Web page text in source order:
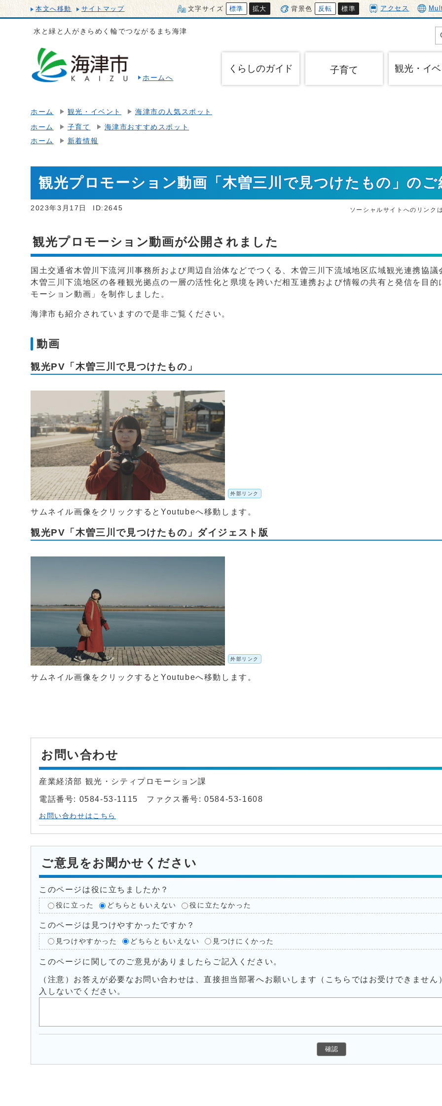
本文へ移動 サイトマップ 文字サイズ 標準 拡大 背景色 反転 標準 アクセス
水と緑と人がきらめく輪でつながるまち海津
ホームへ
くらしのガイド 子育て 観光・イベ
ホーム 観光・イベント 海津市の人気スポット
ホーム 子育て
海津市おすすめスポット
ホーム
新着情報
観光プロモーション動画「木曽三川で見つけたもの」のご
2023年3月17日 ID:2645 ソーシャルサイトへのリンク
観光プロモーション動画が公開されました
国土交通省木曽川下流河川事務所および周辺自治体などでつくる、木曽三川下流域地区広域観光連携協議
木曽三川下流地区の各種観光拠点の一層の活性化と県境を跨いだ相互連携および情報の共有と発信を目的
モーション動画」を制作しました。
海津市も紹介されていますので是非ご覧ください。
動画
観光PV「木曽三川で見つけたもの」
外部リンク
サムネイル画像をクリックするとYoutubeへ移動します。
観光PV「木曽三川で見つけたもの」ダイジェスト版
外部リンク
サムネイル画像をクリックするとYoutubeへ移動します。
お問い合わせ
産業経済部 観光・シティプロモーション課
電話番号: 0584-53-1115 ファクス番号: 0584-53-1608
お問い合わせはこちら
ご意見をお聞かせください
このページは役に立ちましたか？
役に立った どちらともいえない 役に立たなかった
このページは見つけやすかったですか？
見つけやすかった どちらともいえない 見つけにくかった
このページに関してのご意見がありましたらご記入ください。
（注意）お答えが必要なお問い合わせは、直接担当部署へお願いします（こちらではお受けできませ
入しないでください。